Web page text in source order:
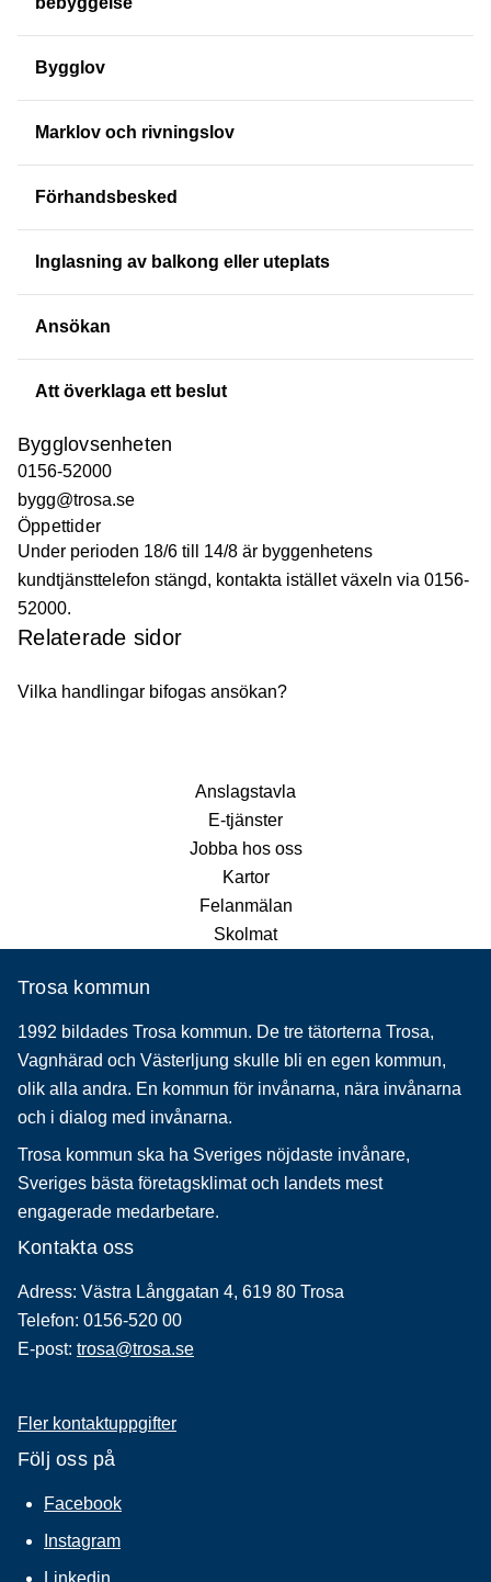
Bygglov
Marklov och rivningslov
Förhandsbesked
Inglasning av balkong eller uteplats
Ansökan
Att överklaga ett beslut
Bygglovsenheten
0156-52000
bygg@trosa.se
Öppettider
Under perioden 18/6 till 14/8 är byggenhetens
kundtjänsttelefon stängd, kontakta istället växeln via 0156-
52000.
Relaterade sidor
Vilka handlingar bifogas ansökan?
Anslagstavla
E-tjänster
Jobba hos oss
Kartor
Felanmälan
Skolmat
Trosa kommun
1992 bildades Trosa kommun. De tre tätorterna Trosa,
Vagnhärad och Västerljung skulle bli en egen kommun,
olik alla andra. En kommun för invånarna, nära invånarna
och i dialog med invånarna.
Trosa kommun ska ha Sveriges nöjdaste invånare,
Sveriges bästa företagsklimat och landets mest
engagerade medarbetare.
Kontakta oss
Adress: Västra Långgatan 4, 619 80 Trosa
Telefon: 0156-520 00
E-post: trosa@trosa.se
Fler kontaktuppgifter
Följ oss på
Facebook
Instagram
Linkedin